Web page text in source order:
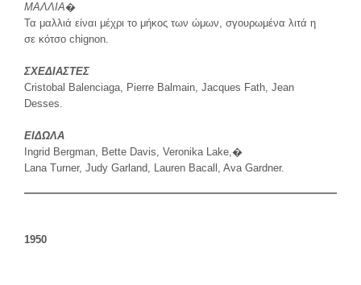
ΜΑΛΛΙΑ�
Τα μαλλιά είναι μέχρι το μήκος των ώμων, σγουρωμένα λιτά η
σε κότσο chignon.
ΣΧΕΔΙΑΣΤΕΣ
Cristobal Balenciaga, Pierre Balmain, Jacques Fath, Jean
Desses.
ΕΙΔΩΛΑ
Ingrid Bergman, Bette Davis, Veronika Lake,�
Lana Turner, Judy Garland, Lauren Bacall, Ava Gardner.
1950